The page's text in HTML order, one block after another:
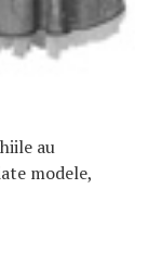
au
modele,